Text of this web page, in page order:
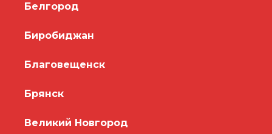
Белгород
Биробиджан
Благовещенск
Брянск
Великий Новгород